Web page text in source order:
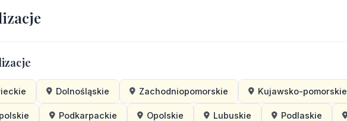
Dolnośląskie Zachodniopomorskie Kujawsko-pomorskie
Podkarpackie Opolskie Lubuskie Podlaskie